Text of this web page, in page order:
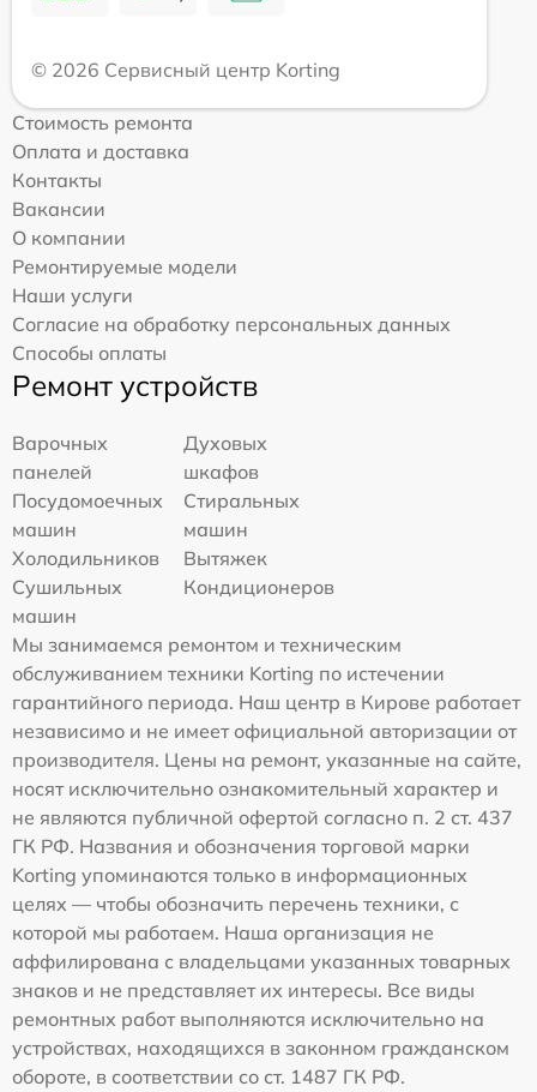
© 2026 Сервисный центр Korting
Стоимость ремонта
Оплата и доставка
Контакты
Вакансии
О компании
Ремонтируемые модели
Наши услуги
Согласие на обработку персональных данных
Способы оплаты
Ремонт устройств
Варочных
панелей
Духовых
шкафов
Посудомоечных
машин
Стиральных
машин
Холодильников
Вытяжек
Сушильных
машин
Кондиционеров
Мы занимаемся ремонтом и техническим
обслуживанием техники Korting по истечении
гарантийного периода. Наш центр в Кирове работает
независимо и не имеет официальной авторизации от
производителя. Цены на ремонт, указанные на сайте,
носят исключительно ознакомительный характер и
не являются публичной офертой согласно п. 2 ст. 437
ГК РФ. Названия и обозначения торговой марки
Korting упоминаются только в информационных
целях — чтобы обозначить перечень техники, с
которой мы работаем. Наша организация не
аффилирована с владельцами указанных товарных
знаков и не представляет их интересы. Все виды
ремонтных работ выполняются исключительно на
устройствах, находящихся в законном гражданском
обороте, в соответствии со ст. 1487 ГК РФ.